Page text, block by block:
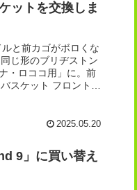
ットを交換しま
と前カゴがボロくな
じ形のブリヂストン
・ロココ用」に。前
スケット フロント用
2025.05.20
9」に買い替え